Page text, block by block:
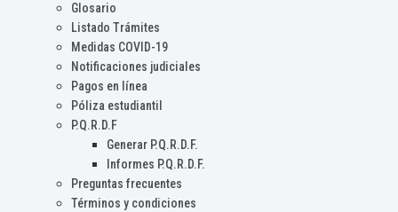
Glosario
Listado Trámites
Medidas COVID-19
Notificaciones judiciales
Pagos en línea
Póliza estudiantil
P.Q.R.D.F
Generar P.Q.R.D.F.
Informes P.Q.R.D.F.
Preguntas frecuentes
Términos y condiciones